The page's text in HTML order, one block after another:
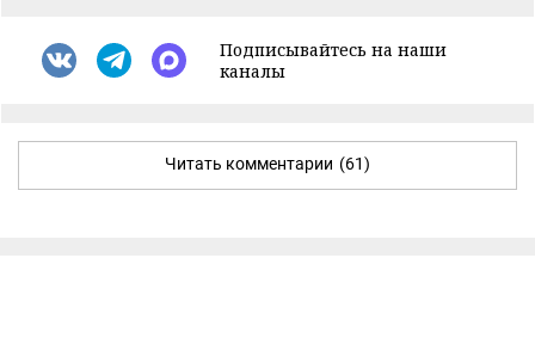
Подписывайтесь на наши
каналы
Читать комментарии (61)